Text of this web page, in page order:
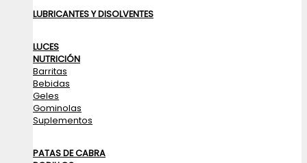
LUBRICANTES Y DISOLVENTES
LUCES
NUTRICIÓN
Barritas
Bebidas
Geles
Gominolas
Suplementos
PATAS DE CABRA